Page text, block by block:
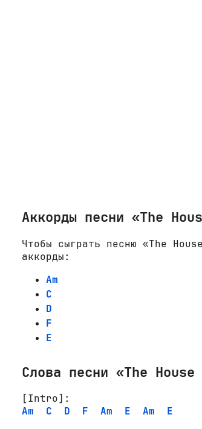
Аккорды песни «The
Чтобы сыграть песню «The
аккорды:
Am
C
D
F
E
Слова песни «The
[Intro]:
Am
C D F Am E Am
E